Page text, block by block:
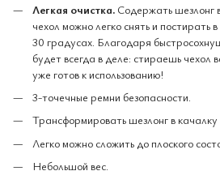
Легкая очистка. Содержать шезлонг
чехол можно легко снять и постирать
30 градусах. Благодаря
будет всегда в деле: стираешь чехол
уже готов к использованию!
3-точечные ремни безопасности.
Трансформировать шезлонг в качалку
Легко можно сложить до плоского
Небольшой вес.